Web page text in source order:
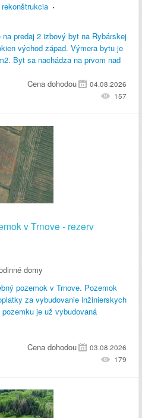
predaj 2 izbový byt na Rybárskej
východ západ. Výmera bytu je
Byt sa nachádza na prvom nad
Cena dohodou
04.08.2026
157
v Trnove - rezerv
domy
pozemok v Trnove. Pozemok
za vybudovanie inžinierskych
je už vybudovaná
Cena dohodou
03.08.2026
179